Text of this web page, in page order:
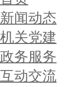
新闻动态
机关党建
政务服务
互动交流